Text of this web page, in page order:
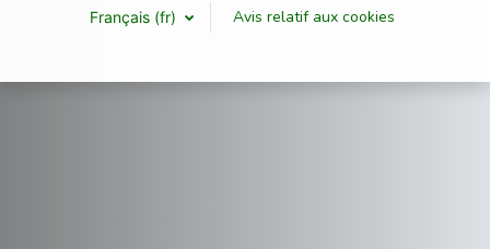
Français ‎(fr)‎ Avis relatif aux cookies